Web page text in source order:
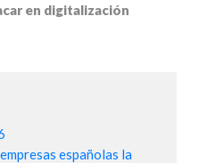
en digitalización
españolas la